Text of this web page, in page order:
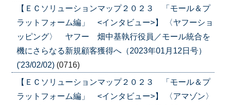
【ＥＣソリューションマップ２０２３ 「モール＆プ
ラットフォーム編」 <インタビュー>】 〈ヤフーショ
ッピング〉 ヤフー 畑中基執行役員／モール統合を
機にさらなる新規顧客獲得へ（2023年01月12日号）
('23/02/02) (0716)
【ＥＣソリューションマップ２０２３ 「モール＆プ
ラットフォーム編」 <インタビュー>】 〈アマゾン〉